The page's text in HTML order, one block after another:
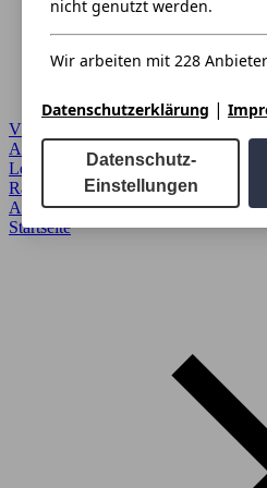
VW
Autoverkauf
Leasing
Ratgeber
Anmelden›
Startseite
nicht genutzt werden.
Wir arbeiten mit 228
Datenschutzerklärung |
Datenschutz-
Einstellungen